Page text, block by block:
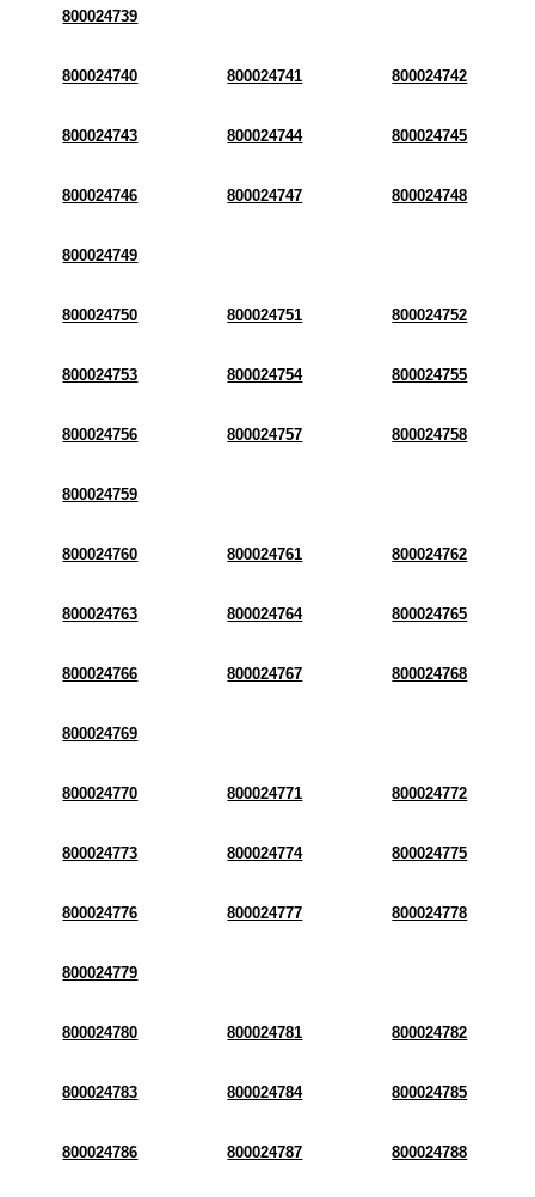
800024739
800024740 800024741 800024742
800024743 800024744 800024745
800024746 800024747 800024748
800024749
800024750 800024751 800024752
800024753 800024754 800024755
800024756 800024757 800024758
800024759
800024760 800024761 800024762
800024763 800024764 800024765
800024766 800024767 800024768
800024769
800024770 800024771 800024772
800024773 800024774 800024775
800024776 800024777 800024778
800024779
800024780 800024781 800024782
800024783 800024784 800024785
800024786 800024787 800024788